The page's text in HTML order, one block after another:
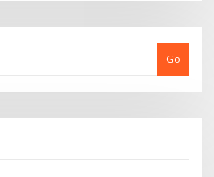
Go